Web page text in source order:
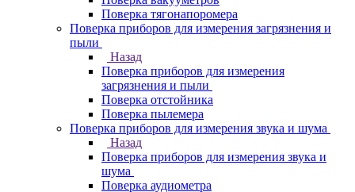
Поверка тягонапоромера
Поверка приборов для измерения загрязнения и
пыли
Назад
Поверка приборов для измерения
загрязнения и пыли
Поверка отстойника
Поверка пылемера
Поверка приборов для измерения звука и шума
Назад
Поверка приборов для измерения звука и
шума
Поверка аудиометра